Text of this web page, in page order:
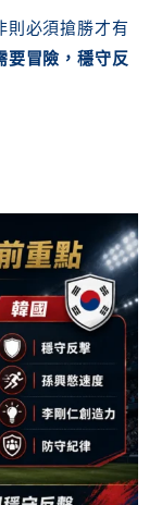
則必須搶勝才有
要冒險，穩守反